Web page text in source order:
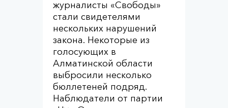
журналисты «Свободы»
стали свидетелями
нескольких нарушений
закона. Некоторые из
голосующих в
Алматинской области
выбросили несколько
бюллетеней подряд.
Наблюдатели от партии